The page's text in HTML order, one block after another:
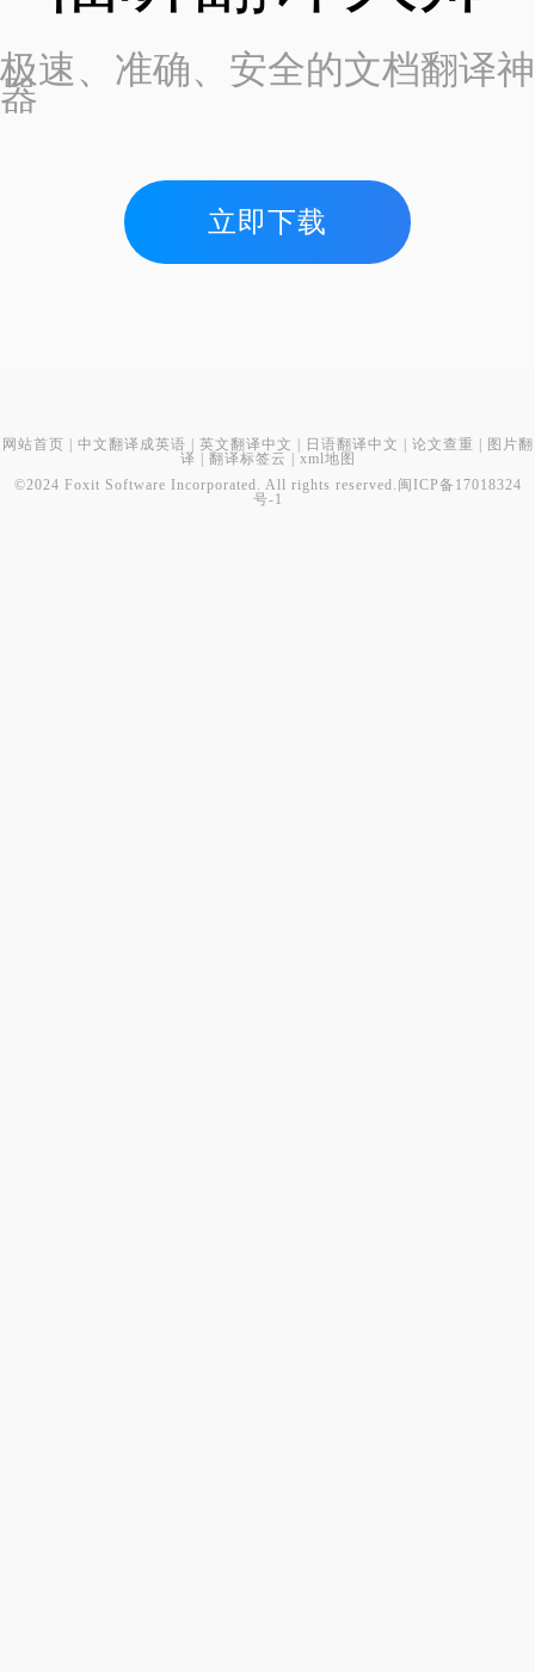
极速、准确、安全的文档翻译神
器
立即下载
网站首页 中文翻译成英语 英文翻译中文 日语翻译中文 论文查重
图片翻
译
翻译标签云
xml地图
©2024 Foxit Software Incorporated. All rights reserved. 闽ICP备17018324
号-1